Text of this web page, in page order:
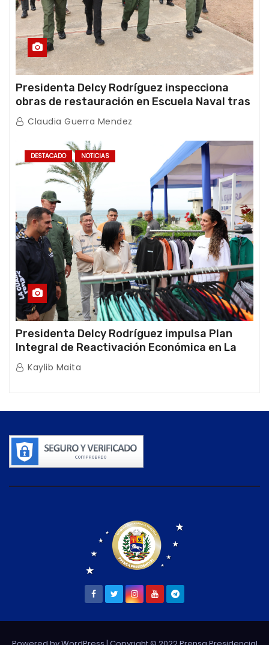
Presidenta Delcy Rodríguez inspecciona
obras de restauración en Escuela Naval tras
afectaciones sísmicas en La Guaira
Claudia Guerra Mendez
DESTACADO NOTICIAS
Presidenta Delcy Rodríguez impulsa Plan
Integral de Reactivación Económica en La
Guaira
Kaylib Maita